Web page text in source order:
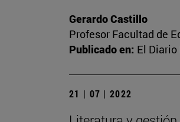
Gerardo Castillo
Profesor Facultad de
Publicado en: El
21 | 07 | 2022